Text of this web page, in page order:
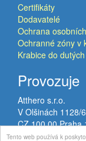
Tento web používá k
Certifikáty
Dodavatelé
Ochrana
Ochranné zóny v
Krabice do
Provozuje
Atthero s.r.o.
V Olšinách 1128/
CZ 100 00 Praha
VAT: CZ02120224